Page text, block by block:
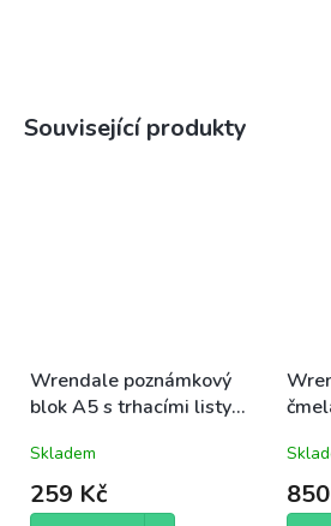
Související produkty
Wrendale poznámkový
blok A5 s trhacími listy
140 stran linkovaný
Skladem
259 Kč